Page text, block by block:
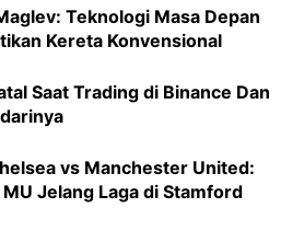
Teknologi Masa Depan
Kereta Konvensional
Saat Trading di Binance Dan
vs Manchester United:
MU Jelang Laga di Stamford